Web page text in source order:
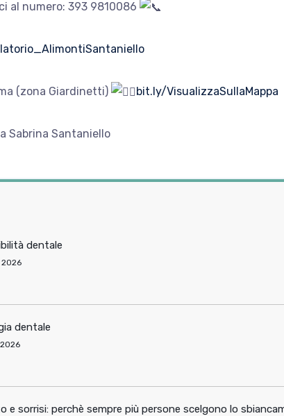
al numero: 393 9810086
(zona Giardinetti) bit.ly/VisualizzaSullaMappa
Sabrina Santaniello
dentale
dentale
e sorrisi: perchè sempre più persone scelgono lo